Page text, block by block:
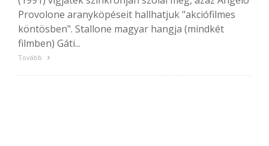
Provolone aranyköpéseit hallhatjuk "akciófilmes
köntösben". Stallone magyar hangja (mindkét
filmben) Gáti...
Tovább